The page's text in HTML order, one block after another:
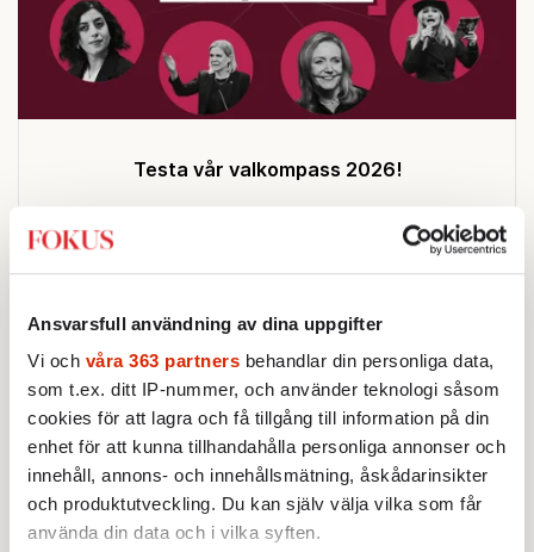
Ansvarsfull användning av dina uppgifter
Vi och våra 363 partners behandlar din personliga data,
som t.ex. ditt IP-nummer, och använder teknologi såsom
cookies för att lagra och få tillgång till information på din
enhet för att kunna tillhandahålla personliga annonser och
innehåll, annons- och innehållsmätning, åskådarinsikter
och produktutveckling. Du kan själv välja vilka som får
använda din data och i vilka syften.
Testa vår valkompass 2026!
Testa här!
Sticket
Farouk Aldabag:Den politiska
krisen fördjupar Jemens
osäkerhet